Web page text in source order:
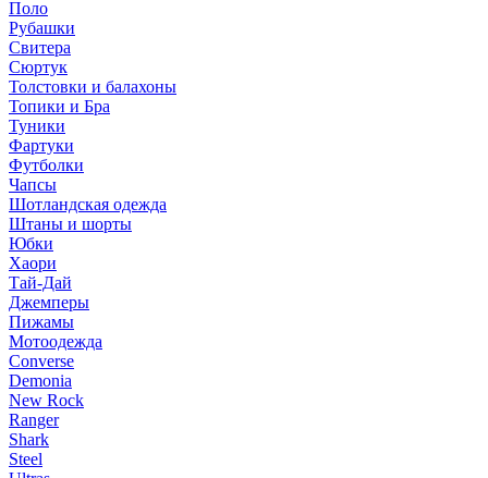
Поло
Рубашки
Свитера
Сюртук
Толстовки и балахоны
Топики и Бра
Туники
Фартуки
Футболки
Чапсы
Шотландская одежда
Штаны и шорты
Юбки
Хаори
Тай-Дай
Джемперы
Пижамы
Мотоодежда
Converse
Demonia
New Rock
Ranger
Shark
Steel